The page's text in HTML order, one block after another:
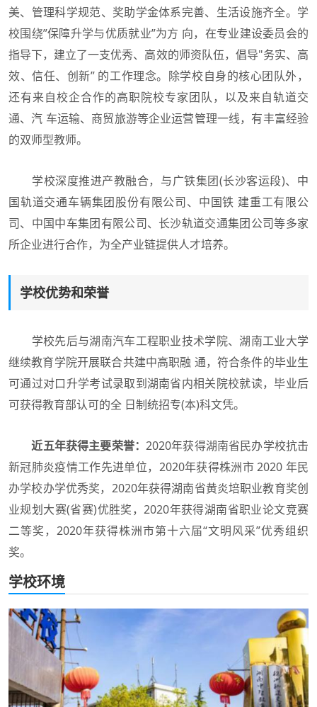
美、管理科学规范、奖助学金体系完善、生活设施齐全。学
校围绕”保障升学与优质就业”为方 向，在专业建设委员会的
指导下，建立了一支优秀、高效的师资队伍，倡导"务实、高
效、信任、创新” 的工作理念。除学校自身的核心团队外，
还有来自校企合作的高职院校专家团队，以及来自轨道交
通、汽 车运输、商贸旅游等企业运营管理一线，有丰富经验
的双师型教师。
学校深度推进产教融合，与广铁集团(长沙客运段)、中
国轨道交通车辆集团股份有限公司、中国铁 建重工有限公
司、中国中车集团有限公司、长沙轨道交通集团公司等多家
所企业进行合作，为全产业链提供人才培养。
学校优势和荣誉
学校先后与湖南汽车工程职业技术学院、湖南工业大学
继续教育学院开展联合共建中高职融 通，符合条件的毕业生
可通过对口升学考试录取到湖南省内相关院校就读，毕业后
可获得教育部认可的全 日制统招专(本)科文凭。
近五年获得主要荣誉：2020年获得湖南省民办学校抗击
新冠肺炎疫情工作先进单位，2020年获得株洲市 2020 年民
办学校办学优秀奖，2020年获得湖南省黄炎培职业教育奖创
业规划大赛(省赛)优胜奖，2020年获得湖南省职业论文竞赛
二等奖，2020年获得株洲市第十六届“文明风采”优秀组织
奖。
学校环境